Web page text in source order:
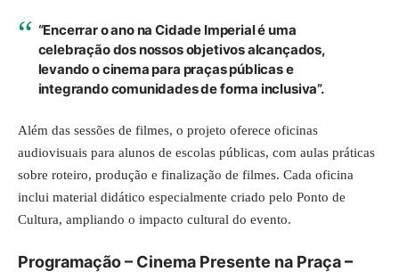
“Encerrar o ano na Cidade Imperial é uma
celebração dos nossos objetivos alcançados,
levando o cinema para praças públicas e
integrando comunidades de forma inclusiva”.
Além das sessões de filmes, o projeto oferece oficinas
audiovisuais para alunos de escolas públicas, com aulas práticas
sobre roteiro, produção e finalização de filmes. Cada oficina
inclui material didático especialmente criado pelo Ponto de
Cultura, ampliando o impacto cultural do evento.
Programação – Cinema Presente na Praça–